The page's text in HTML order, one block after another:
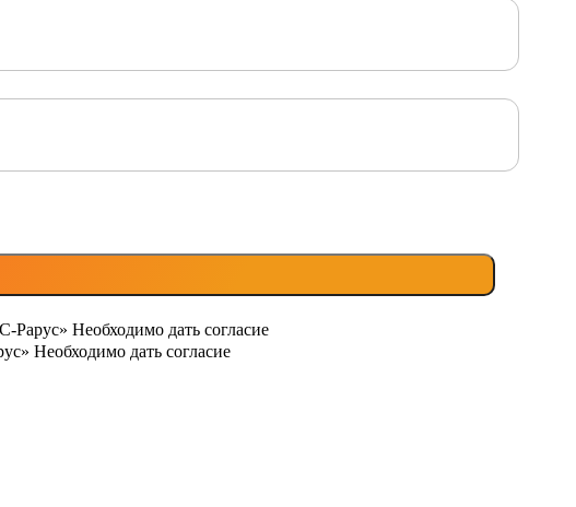
Рарус» Необходимо дать согласие
Необходимо дать согласие